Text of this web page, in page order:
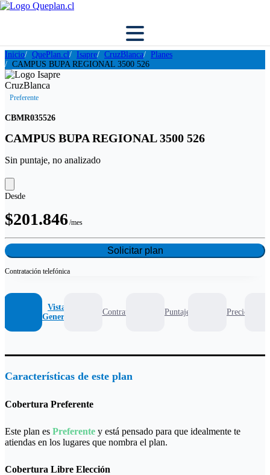
Inicio QuePlan.cl Isapre CruzBlanca
Planes
CAMPUS BUPA REGIONAL 3500 526
Preferente
CBMR035526
CAMPUS BUPA REGIONAL 3500 526
Sin puntaje, no analizado
Desde
$201.846/mes
Solicitar plan
Contratación telefónica
Vista
General
Contrato Puntaje Precio
Características de este plan
Cobertura Preferente
Este plan es Preferente y está pensado para que idealmente te
atiendas en los lugares que nombra el plan.
Cobertura Libre Elección